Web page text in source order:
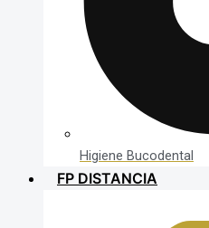
Higiene Bucodental
FP DISTANCIA